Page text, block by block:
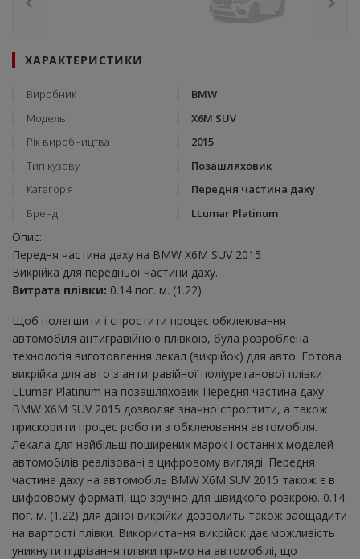
ХАРАКТЕРИСТИКИ
Виробник
BMW
Модель
X6M SUV
Рік виробництва
2015
Тип кузову
Позашляховик
Категорія
Передня частина даху
Бренд
LLumar Platinum
Опис:
Передня частина даху на BMW X6M SUV 2015
Викрійка для передньої частини даху.
Витрата плівки: 0.14 пог. м. (1.22)
Щоб полегшити і спростити процес обклеювання
автомобіля антигравійною плівкою, була розроблена
технологія виготовлення лекал (викрійок) для авто. Готова
викрійка для авто з антигравійної поліуретанової плівки
LLumar Platinum на позашляховик Передня частина даху
BMW X6M SUV 2015 дозволяє значно спростити, а також
прискорити процес роботи з обклеювання автомобіля.
Лекала для найбільш поширених марок і останніх моделей
автомобілів реалізовані в цифровому вигляді. Передня
частина даху на автомобіль BMW X6M SUV 2015 також є в
цифровому форматі, що зручно для швидкого розкрою. 0.14
пог. м. (1.22) для даної викрійки дозволить також заощадити
на вартості плівки. Використання викрійок дає можливість
уникнути підрізання плівки прямо на автомобілі, що